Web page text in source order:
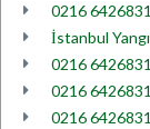
0216
İstanbul
0216
0216
0216